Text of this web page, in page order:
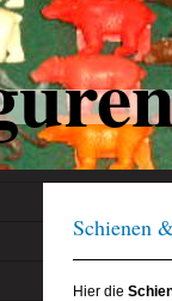
Schienen
Hier die